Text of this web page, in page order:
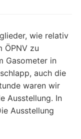
wie relativ
ÖPNV zu
Gasometer in
auch die
waren wir
Ausstellung. In
Ausstellung